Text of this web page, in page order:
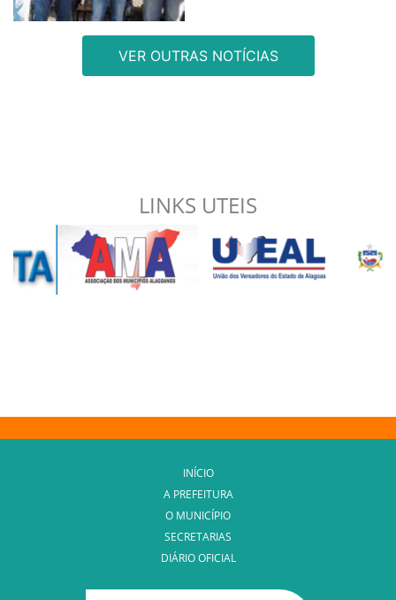
VER OUTRAS NOTÍCIAS
LINKS UTEIS
INÍCIO
A PREFEITURA
O MUNICÍPIO
SECRETARIAS
DIÁRIO OFICIAL